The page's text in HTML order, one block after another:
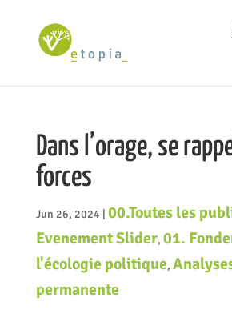
Dans l’orage, se
forces
Jun 26, 2024 00.Toutes les
Evenement Slider, 01.
l'écologie politique,
permanente